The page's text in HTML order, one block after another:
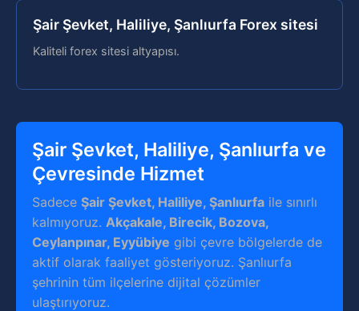
Şair Şevket, Haliliye, Şanlıurfa Forex sitesi
Kaliteli forex sitesi altyapısı.
Şair Şevket, Haliliye, Şanlıurfa ve
Çevresinde Hizmet
Sadece Şair Şevket, Haliliye, Şanlıurfa ile sınırlı
kalmıyoruz. Akçakale, Birecik, Bozova,
Ceylanpınar, Eyyübiye gibi çevre bölgelerde de
aktif olarak faaliyet gösteriyoruz. Şanlıurfa
şehrinin tüm ilçelerine dijital çözümler
ulaştırıyoruz.